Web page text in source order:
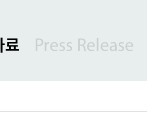
조직도
특허 및 표창
료 Press Release